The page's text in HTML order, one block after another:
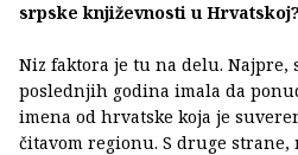
srpske književnosti u Hrvatskoj?
Niz faktora je tu na delu. Najpre,
poslednjih godina imala da
imena od hrvatske koja je
čitavom regionu. S druge